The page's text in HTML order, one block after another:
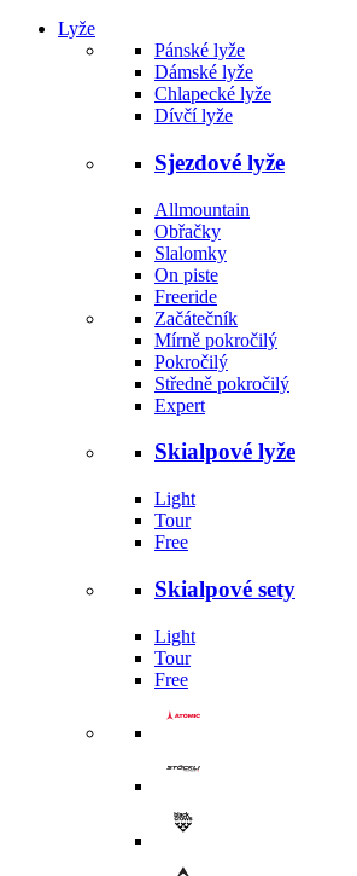
Lyže
Pánské lyže
Dámské lyže
Chlapecké lyže
Dívčí lyže
Sjezdové lyže
Allmountain
Obřačky
Slalomky
On piste
Freeride
Začátečník
Mírně pokročilý
Pokročilý
Středně pokročilý
Expert
Skialpové lyže
Light
Tour
Free
Skialpové sety
Light
Tour
Free